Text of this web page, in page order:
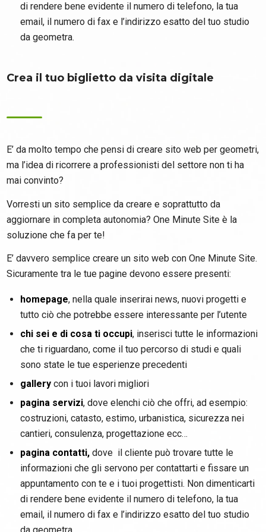
di rendere bene evidente il numero di telefono, la tua
email, il numero di fax e l’indirizzo esatto del tuo studio
da geometra.
Crea il tuo biglietto da visita digitale
E’ da molto tempo che pensi di creare sito web per geometri,
ma l’idea di ricorrere a professionisti del settore non ti ha
mai convinto?
Vorresti un sito semplice da creare e soprattutto da
aggiornare in completa autonomia? One Minute Site è la
soluzione che fa per te!
E’ davvero semplice creare un sito web con One Minute Site.
Sicuramente tra le tue pagine devono essere presenti:
homepage, nella quale inserirai news, nuovi progetti e
tutto ciò che potrebbe essere interessante per l’utente
chi sei e di cosa ti occupi, inserisci tutte le informazioni
che ti riguardano, come il tuo percorso di studi e quali
sono state le tue esperienze precedenti
gallery con i tuoi lavori migliori
pagina servizi, dove elenchi ciò che offri, ad esempio:
costruzioni, catasto, estimo, urbanistica, sicurezza nei
cantieri, consulenza, progettazione ecc…
pagina contatti,dove il cliente può trovare tutte le
informazioni che gli servono per contattarti e fissare un
appuntamento con te e i tuoi progettisti. Non dimenticarti
di rendere bene evidente il numero di telefono, la tua
email, il numero di fax e l’indirizzo esatto del tuo studio